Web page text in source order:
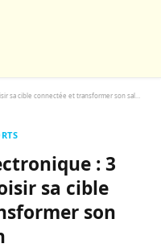
: 3
sa cible
son